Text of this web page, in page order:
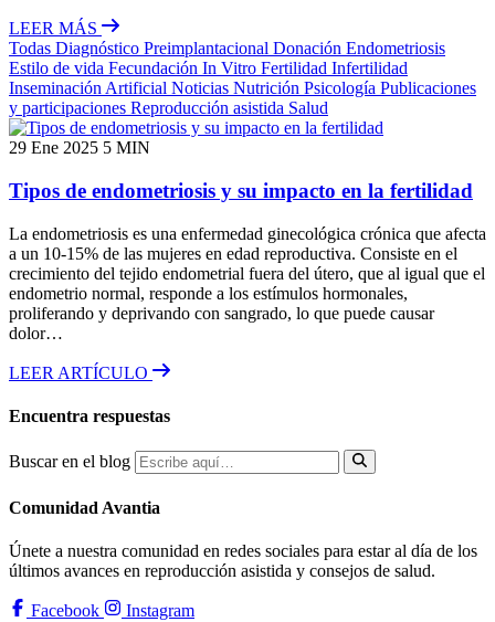
LEER MÁS
Todas Diagnóstico Preimplantacional Donación Endometriosis
Estilo de vida Fecundación In Vitro Fertilidad Infertilidad
Inseminación Artificial Noticias Nutrición Psicología Publicaciones
y participaciones Reproducción asistida Salud
29 Ene 2025 5 MIN
Tipos de endometriosis y su impacto en la fertilidad
La endometriosis es una enfermedad ginecológica crónica que afecta
a un 10-15% de las mujeres en edad reproductiva. Consiste en el
crecimiento del tejido endometrial fuera del útero, que al igual que el
endometrio normal, responde a los estímulos hormonales,
proliferando y deprivando con sangrado, lo que puede causar
dolor…
LEER ARTÍCULO
Encuentra respuestas
Buscar en el blog
Comunidad Avantia
Únete a nuestra comunidad en redes sociales para estar al día de los
últimos avances en reproducción asistida y consejos de salud.
Facebook Instagram